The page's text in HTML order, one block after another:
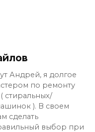
Андрей, я долгое
по ремонту
стиральных/
). В своем
сделать
выбор при